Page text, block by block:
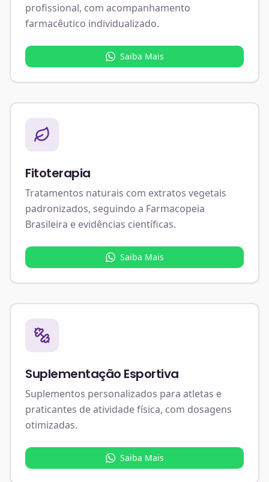
profissional, com acompanhamento
farmacêutico individualizado.
Saiba Mais
Fitoterapia
Tratamentos naturais com extratos vegetais
padronizados, seguindo a Farmacopeia
Brasileira e evidências científicas.
Saiba Mais
Suplementação Esportiva
Suplementos personalizados para atletas e
praticantes de atividade física, com dosagens
otimizadas.
Saiba Mais